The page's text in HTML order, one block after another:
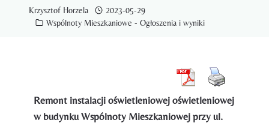
Krzysztof Horzela
2023-05-29
Wspólnoty Mieszkaniowe - Ogłoszenia i wyniki
Remont instalacji oświetleniowej oświetleniowej
w budynku Wspólnoty Mieszkaniowej przy ul.